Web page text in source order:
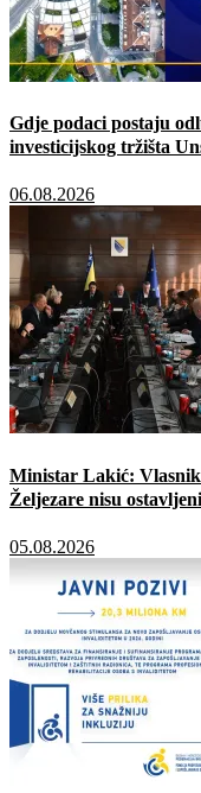
Gdje podaci postaju
investicijskog tržišta
06.08.2026
Ministar Lakić:
Željezare nisu ostavljeni
05.08.2026